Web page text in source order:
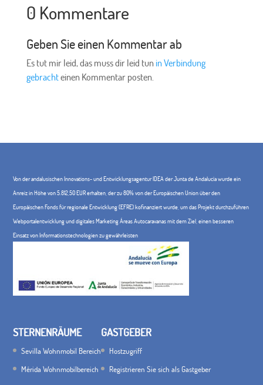
0 Kommentare
Geben Sie einen Kommentar ab
Es tut mir leid, das muss dir leid tun in Verbindung
gebrachteinen Kommentar posten.
Von der andalusischen Innovations- und Entwicklungsagentur IDEA der Junta de Andalucía wurde ein
Anreiz in Höhe von 5.812,50 EUR erhalten, der zu 80% von der Europäischen Union über den
Europäischen Fonds für regionale Entwicklung (EFRE) kofinanziert wurde, um das Projekt durchzuführen
Webportalentwicklung und digitales Marketing Áreas Autocaravanas mit dem Ziel, einen besseren
Einsatz von Informationstechnologien zu gewährleisten
STERNENRÄUME
Sevilla Wohnmobil Bereich
Mérida Wohnmobilbereich
GASTGEBER
Hostzugriff
Registrieren Sie sich als Gastgeber